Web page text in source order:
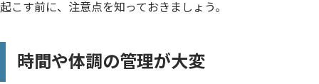
起こす前に、注意点を知っておきましょう。
時間や体調の管理が大変